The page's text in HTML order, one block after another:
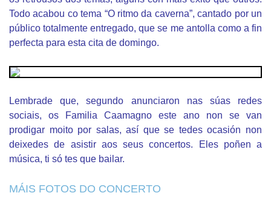
Todo acabou co tema “O ritmo da caverna”, cantado por un
público totalmente entregado, que se me antolla como a fin
perfecta para esta cita de domingo.
Lembrade que, segundo anunciaron nas súas redes
sociais, os Familia Caamagno este ano non se van
prodigar moito por salas, así que se tedes ocasión non
deixedes de asistir aos seus concertos. Eles poñen a
música, ti só tes que bailar.
MÁIS FOTOS DO CONCERTO